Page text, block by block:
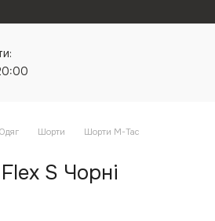
Одяг Шорти
Шорти M-Tac
S Чорні